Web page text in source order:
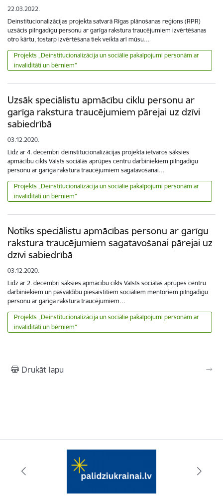
22.03.2022.
Deinstitucionalizācijas projekta satvarā Rīgas plānošanas reģions (RPR)
uzsācis pilngadīgu personu ar garīga rakstura traucējumiem izvērtēšanas
otro kārtu, tostarp izvērtēšana tiek veikta arī mūsu…
Projekts „Deinstitucionalizācija un sociālie pakalpojumi personām ar
invaliditāti un bērniem”
Uzsāk speciālistu apmācību ciklu personu ar
garīga rakstura traucējumiem pārejai uz dzīvi
sabiedrībā
03.12.2020.
Līdz ar 4. decembri deinstitucionalizācijas projekta ietvaros sāksies
apmācību cikls Valsts sociālās aprūpes centru darbiniekiem pilngadīgu
personu ar garīga rakstura traucējumiem sagatavošanai…
Projekts „Deinstitucionalizācija un sociālie pakalpojumi personām ar
invaliditāti un bērniem”
Notiks speciālistu apmācības personu ar garīgu
rakstura traucējumiem sagatavošanai pārejai uz
dzīvi sabiedrībā
03.12.2020.
Līdz ar 2. decembri sāksies apmācību cikls Valsts sociālās aprūpes centru
darbiniekiem un pašvaldību piesaistītiem sociāliem mentoriem pilngadīgu
personu ar garīga rakstura traucējumiem…
Projekts „Deinstitucionalizācija un sociālie pakalpojumi personām ar
invaliditāti un bērniem”
Drukāt lapu